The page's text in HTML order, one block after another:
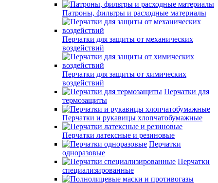
Патроны, фильтры и расходные материалы
Перчатки для защиты от механических
воздействий
Перчатки для защиты от химических
воздействий
Перчатки для
термозащиты
Перчатки и рукавицы хлопчатобумажные
Перчатки латексные и резиновые
Перчатки
одноразовые
Перчатки
специализированные